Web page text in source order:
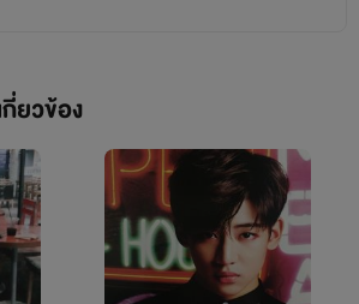
นฐาน , ขั้นต่ำ , ขั้นกลาง , ขั้นสูง , ขั้น
พื้นฐาน , ขั้นต่ำ , ขั้นกลาง , ขั้นสูง , ขั้น
ยวข้อง